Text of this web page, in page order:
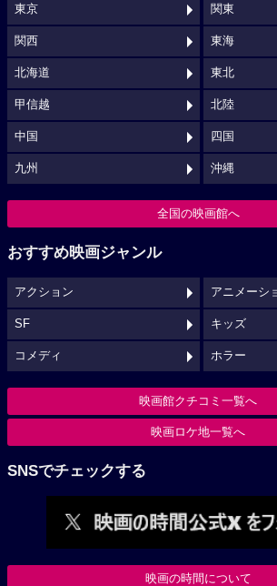
東京 関東
関西 東海
北海道 東北
甲信越 北陸
中国 四国
九州 沖縄
全国の映画館へ
おすすめ映画ジャンル
アクション アニメーシ
SF キッズ
コメディ ホラー
映画館クチコミ一覧へ
映画ロケ地一覧へ
SNSでチェックする
映画の時間について